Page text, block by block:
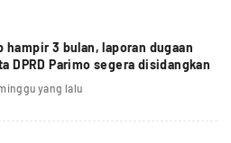
hampir 3 bulan, laporan dugaan
DPRD Parimo segera disidangkan
yang lalu